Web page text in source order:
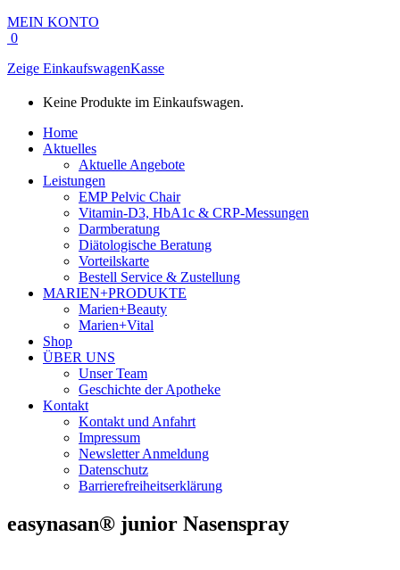
MEIN KONTO
0
Zeige EinkaufswagenKasse
Keine Produkte im Einkaufswagen.
Home
Aktuelles
Aktuelle Angebote
Leistungen
EMP Pelvic Chair
Vitamin-D3, HbA1c & CRP-Messungen
Darmberatung
Diätologische Beratung
Vorteilskarte
Bestell Service & Zustellung
MARIEN+PRODUKTE
Marien+Beauty
Marien+Vital
Shop
ÜBER UNS
Unser Team
Geschichte der Apotheke
Kontakt
Kontakt und Anfahrt
Impressum
Newsletter Anmeldung
Datenschutz
Barrierefreiheitserklärung
easynasan® junior Nasenspray